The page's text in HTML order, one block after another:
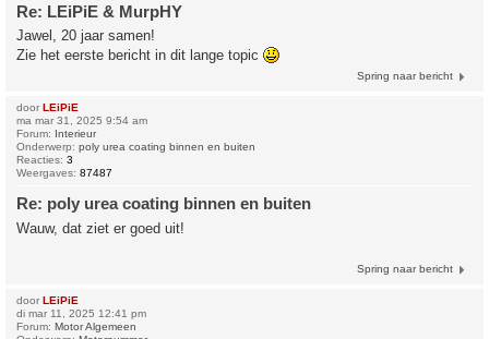
Re: LEiPiE & MurpHY
Jawel, 20 jaar samen!
Zie het eerste bericht in dit lange topic
Spring naar bericht
door LEiPiE
ma mar 31, 2025 9:54 am
Forum: Interieur
Onderwerp: poly urea coating binnen en buiten
Reacties: 3
Weergaves: 87487
Re: poly urea coating binnen en buiten
Wauw, dat ziet er goed uit!
Spring naar bericht
door LEiPiE
di mar 11, 2025 12:41 pm
Forum: Motor Algemeen